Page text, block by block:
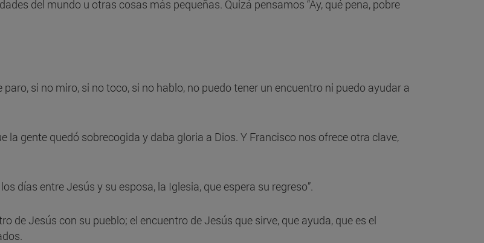
del mundo u otras cosas más pequeñas. Quizá pensamos “Ay, qué pena, pobre
si no miro, si no toco, si no hablo, no puedo tener un encuentro ni puedo ayudar a
la gente quedó sobrecogida y daba gloria a Dios. Y Francisco nos ofrece otra clave,
días entre Jesús y su esposa, la Iglesia, que espera su regreso”.
de Jesús con su pueblo; el encuentro de Jesús que sirve, que ayuda, que es el